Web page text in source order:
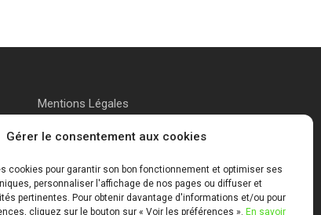
Gérer le consentement aux cookies
cookies pour garantir son bon fonctionnement et optimiser ses
personnaliser l'affichage de nos pages ou diffuser et
pertinentes. Pour obtenir davantage d'informations et/ou pour
cliquez sur le bouton sur « Voir les préférences ». En savoir
Mentions Légales